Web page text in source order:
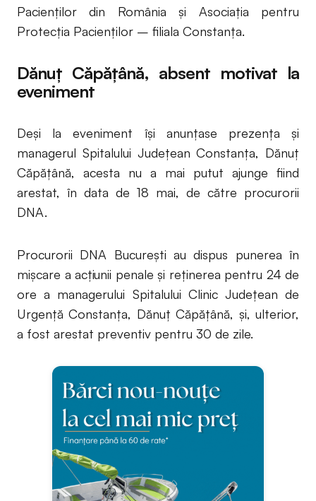
Pacienţilor din România şi Asociaţia pentru
Protecţia Pacienţilor – filiala Constanţa.
Dănuț Căpățână, absent motivat la
eveniment
Deși la eveniment își anunțase prezența și
managerul Spitalului Județean Constanța, Dănuț
Căpățână, acesta nu a mai putut ajunge fiind
arestat, în data de 18 mai, de către procurorii
DNA.
Procurorii DNA București au dispus punerea în
mișcare a acțiunii penale și reținerea pentru 24 de
ore a managerului Spitalului Clinic Județean de
Urgență Constanța, Dănuț Căpățână, și, ulterior,
a fost arestat preventiv pentru 30 de zile.